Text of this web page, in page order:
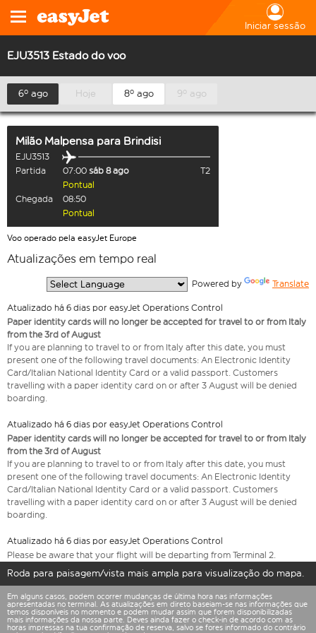
Iniciar sessão
EJU3513 Estado do voo
6º ago Hoje 8º ago 9º ago
Milão Malpensa para Brindisi
EJU3513
Partida
07:00 sáb 8 ago
T2
Pontual
Chegada
08:50
Pontual
Voo operado pela easyJet Europe
Atualizações em tempo real
Powered by Translate
Atualizado há 6 dias por easyJet Operations Control
Paper identity cards will no longer be accepted for travel to or from Italy
from the 3rd of August
If you are planning to travel to or from Italy after this date, you must
present one of the following travel documents: An Electronic Identity
Card/Italian National Identity Card or a valid passport. Customers
travelling with a paper identity card on or after 3 August will be denied
boarding.
Atualizado há 6 dias por easyJet Operations Control
Paper identity cards will no longer be accepted for travel to or from Italy
from the 3rd of August
If you are planning to travel to or from Italy after this date, you must
present one of the following travel documents: An Electronic Identity
Card/Italian National Identity Card or a valid passport. Customers
travelling with a paper identity card on or after 3 August will be denied
boarding.
Atualizado há 6 dias por easyJet Operations Control
Please be aware that your flight will be departing from Terminal 2.
Roda para paisagem/vista mais ampla para visualização do mapa.
Em alguns casos, podem ocorrer mudanças de última hora nas informações
apresentadas no terminal. As atualizações em direto baseiam-se nas informações que
temos disponíveis no momento e podem mudar assim que forem disponibilizadas
mais informações da nossa parte. Deves ainda fazer o check-in de acordo com as
horas impressas na tua confirmação de reserva, salvo se fores informado do contrário